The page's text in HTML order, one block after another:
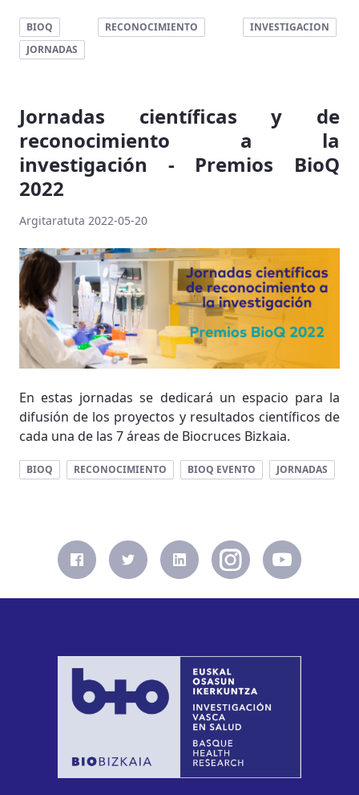
BIOQ RECONOCIMIENTO
INVESTIGACION
JORNADAS
Jornadas científicas y de
reconocimiento a la
investigación - Premios BioQ
2022
Argitaratuta 2022-05-20
En estas jornadas se dedicará un espacio para la
difusión de los proyectos y resultados científicos de
cada una de las 7 áreas de Biocruces Bizkaia.
BIOQ RECONOCIMIENTO BIOQ EVENTO JORNADAS